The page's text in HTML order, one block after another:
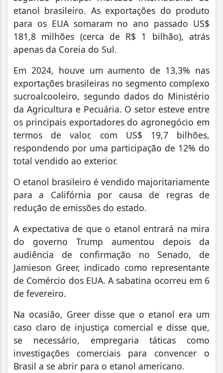
etanol brasileiro. As exportações do produto
para os EUA somaram no ano passado US$
181,8 milhões (cerca de R$ 1 bilhão), atrás
apenas da Coreia do Sul.
Em 2024, houve um aumento de 13,3% nas
exportações brasileiras no segmento complexo
sucroalcooleiro, segundo dados do Ministério
da Agricultura e Pecuária. O setor esteve entre
os principais exportadores do agronegócio em
termos de valor, com US$ 19,7 bilhões,
respondendo por uma participação de 12% do
total vendido ao exterior.
O etanol brasileiro é vendido majoritariamente
para a Califórnia por causa de regras de
redução de emissões do estado.
A expectativa de que o etanol entrará na mira
do governo Trump aumentou depois da
audiência de confirmação no Senado, de
Jamieson Greer, indicado como representante
de Comércio dos EUA. A sabatina ocorreu em 6
de fevereiro.
Na ocasião, Greer disse que o etanol era um
caso claro de injustiça comercial e disse que,
se necessário, empregaria táticas como
investigações comerciais para convencer o
Brasil a se abrir para o etanol americano.